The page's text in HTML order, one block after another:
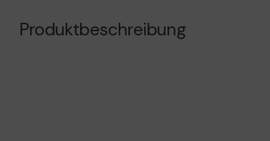
gemäß der EU-
Datenverordnung
Produktbeschreibung